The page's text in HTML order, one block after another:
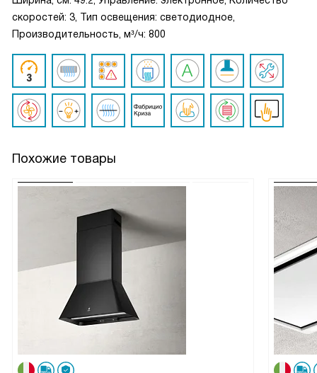
скоростей: 3, Тип освещения: светодиодное,
Производительность, м³/ч: 800
Похожие товары